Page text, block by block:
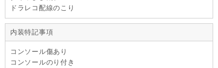
ドラレコ配線のこり
内装特記事項
コンソール傷あり
コンソールのり付き